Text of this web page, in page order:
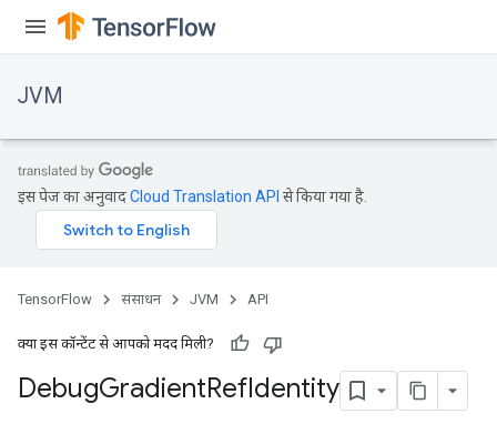
JVM
इस पेज का अनुवादCloud Translation API से किया गया है.
TensorFlow संसाधन JVM API
क्या इस कॉन्टेंट से आपको मदद मिली?
DebugGradientRefIdentity